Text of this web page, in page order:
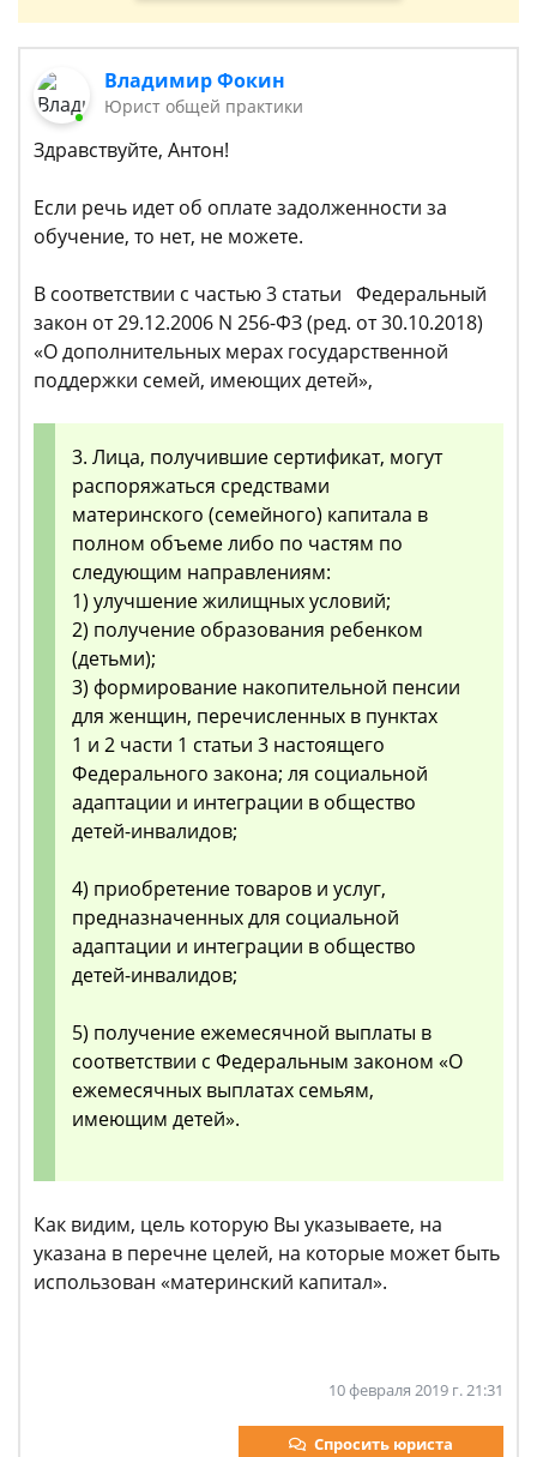
Владимир Фокин
Юрист общей практики
Здравствуйте, Антон!
Если речь идет об оплате задолженности за
обучение, то нет, не можете.
В соответствии с частью 3 статьи Федеральный
закон от 29.12.2006 N 256-ФЗ (ред. от 30.10.2018)
«О дополнительных мерах государственной
поддержки семей, имеющих детей»,
3. Лица, получившие сертификат, могут
распоряжаться средствами
материнского (семейного) капитала в
полном объеме либо по частям по
следующим направлениям:
1) улучшение жилищных условий;
2) получение образования ребенком
(детьми);
3) формирование накопительной пенсии
для женщин, перечисленных в пунктах
1 и 2 части 1 статьи 3 настоящего
Федерального закона; ля социальной
адаптации и интеграции в общество
детей-инвалидов;
4) приобретение товаров и услуг,
предназначенных для социальной
адаптации и интеграции в общество
детей-инвалидов;
5) получение ежемесячной выплаты в
соответствии с Федеральным законом «О
ежемесячных выплатах семьям,
имеющим детей».
Как видим, цель которую Вы указываете, на
указана в перечне целей, на которые может быть
использован «материнский капитал».
10 февраля 2019 г. 21:31
Спросить юриста